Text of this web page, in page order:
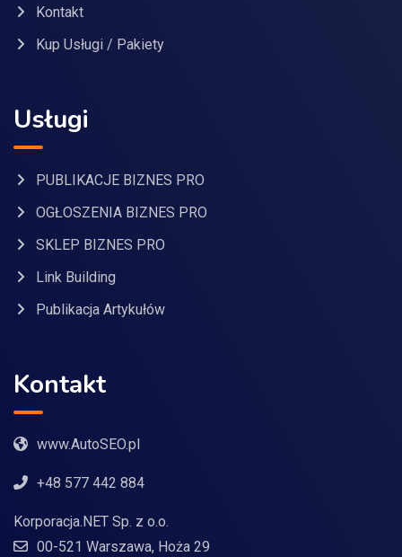
Kontakt
Kup Usługi / Pakiety
Usługi
PUBLIKACJE BIZNES PRO
OGŁOSZENIA BIZNES PRO
SKLEP BIZNES PRO
Link Building
Publikacja Artykułów
Kontakt
www.AutoSEO.pl
+48 577 442 884
Korporacja.NET Sp. z o.o.
00-521 Warszawa, Hoża 29